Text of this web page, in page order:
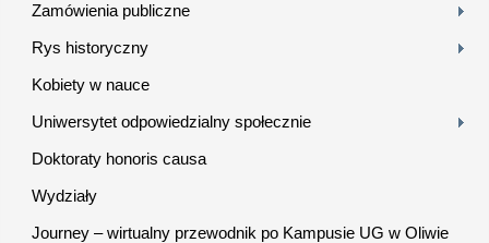
Zamówienia publiczne
Rys historyczny
Kobiety w nauce
Uniwersytet odpowiedzialny społecznie
Doktoraty honoris causa
Wydziały
Journey – wirtualny przewodnik po Kampusie UG w Oliwie